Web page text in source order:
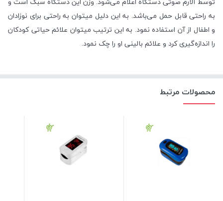
به راحتی قابل حمل می‌باشد. به این دلیل میتوان به راحتی برای نوزادان
و اطفال از آن استفاده نمود. به این ترتیب میتوان علائم حیاتی کودکان
را اندازه‌گیری کرد و علائم بالینی او را چک نمود.
محصولات مرتبط